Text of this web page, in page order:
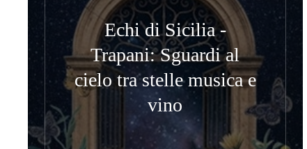
Echi di Sicilia -
Trapani: Sguardi al
cielo tra stelle musica e
vino